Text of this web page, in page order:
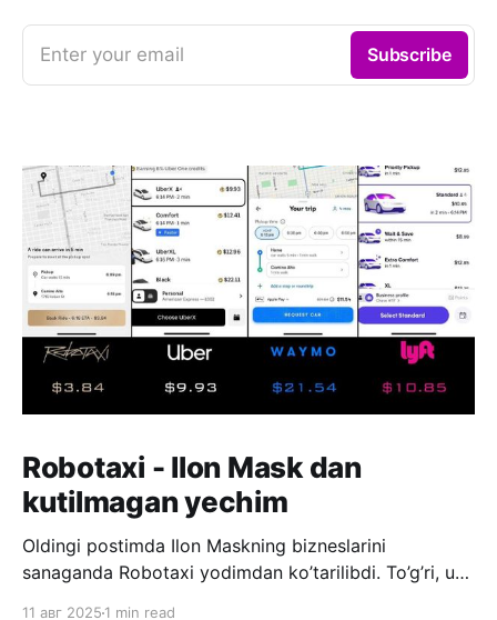
Enter your email Subscribe
Robotaxi - Ilon Mask dan
kutilmagan yechim
Oldingi postimda Ilon Maskning bizneslarini
sanaganda Robotaxi yodimdan ko’tarilibdi. To’g’ri, u
11 авг 2025 1 min read